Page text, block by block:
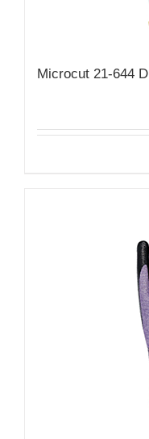
Microcut 21-644 D